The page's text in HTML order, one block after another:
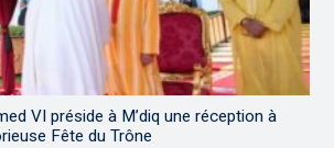
VI préside à M’diq une réception à
Fête du Trône